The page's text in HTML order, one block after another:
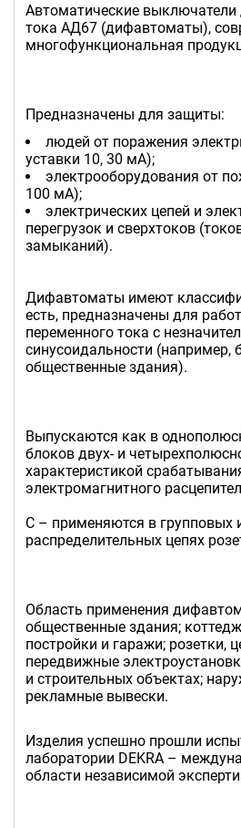
Автоматические
тока АД67 (дифавтоматы),
многофункциональная
Предназначены для защиты:
людей от поражения
уставки 10, 30 мА);
электрооборудования от
100 мА);
электрических цепей и
перегрузок и сверхтоков
замыканий).
Дифавтоматы имеют
есть, предназначены для
переменного тока с
синусоидальности (например,
общественные здания).
Выпускаются как в
блоков двух- и
характеристикой
электромагнитного
С – применяются в групповых
распределительных цепях
Область применения
общественные здания;
постройки и гаражи; розетки,
передвижные
и строительных объектах;
рекламные вывески.
Изделия успешно прошли
лаборатории DEKRA –
области независимой